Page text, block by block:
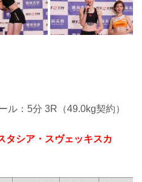
ル：5分 3R（49.0kg契約）
タシア・スヴェッキスカ